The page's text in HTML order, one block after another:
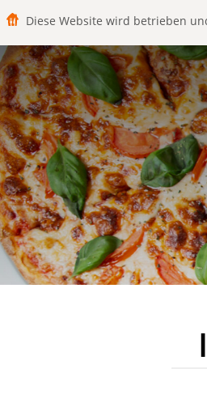
Diese Website wird betrieben